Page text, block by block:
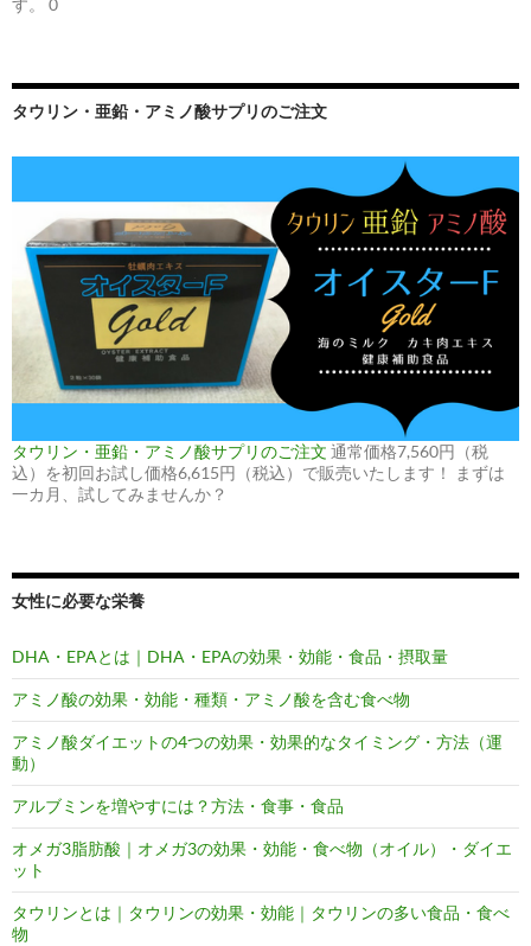
タウリン・亜鉛・アミノ酸サプリのご注文
タウリン・亜鉛・アミノ酸サプリのご注文 通常価格7,560円（税
込）を初回お試し価格6,615円（税込）で販売いたします！ まずは
一カ月、試してみませんか？
女性に必要な栄養
DHA・EPAとは｜DHA・EPAの効果・効能・食品・摂取量
アミノ酸の効果・効能・種類・アミノ酸を含む食べ物
アミノ酸ダイエットの4つの効果・効果的なタイミング・方法（運
動）
アルブミンを増やすには？方法・食事・食品
オメガ3脂肪酸｜オメガ3の効果・効能・食べ物（オイル）・ダイエ
ット
タウリンとは｜タウリンの効果・効能｜タウリンの多い食品・食べ
物